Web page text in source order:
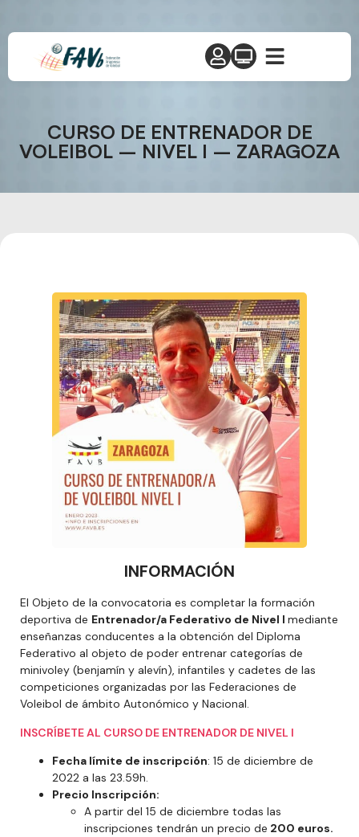
CURSO DE ENTRENADOR DE
VOLEIBOL – NIVEL I – ZARAGOZA
INFORMACIÓN
El Objeto de la convocatoria es completar la formación
deportiva de Entrenador/a Federativo de Nivel I mediante
enseñanzas conducentes a la obtención del Diploma
Federativo al objeto de poder entrenar categorías de
minivoley (benjamín y alevín), infantiles y cadetes de las
competiciones organizadas por las Federaciones de
Voleibol de ámbito Autonómico y Nacional.
INSCRÍBETE AL CURSO DE ENTRENADOR DE NIVEL I
Fecha límite de inscripción: 15 de diciembre de
2022 a las 23.59h.
Precio Inscripción:
A partir del 15 de diciembre todas las
inscripciones tendrán un precio de 200 euros.